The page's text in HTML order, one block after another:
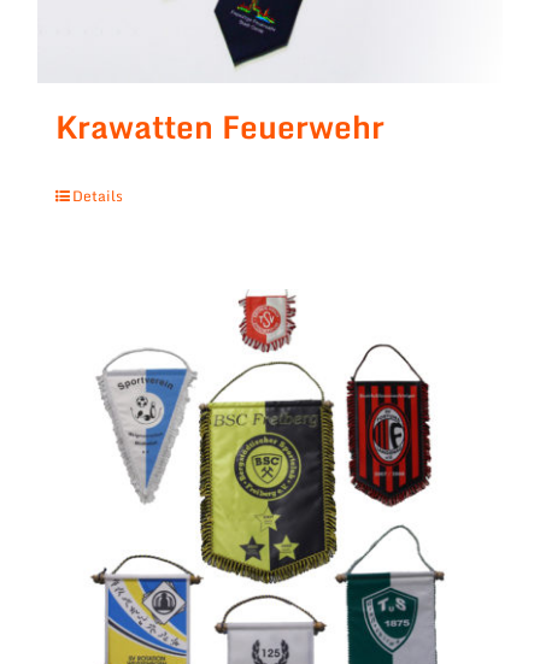
Krawatten Feuerwehr
Details